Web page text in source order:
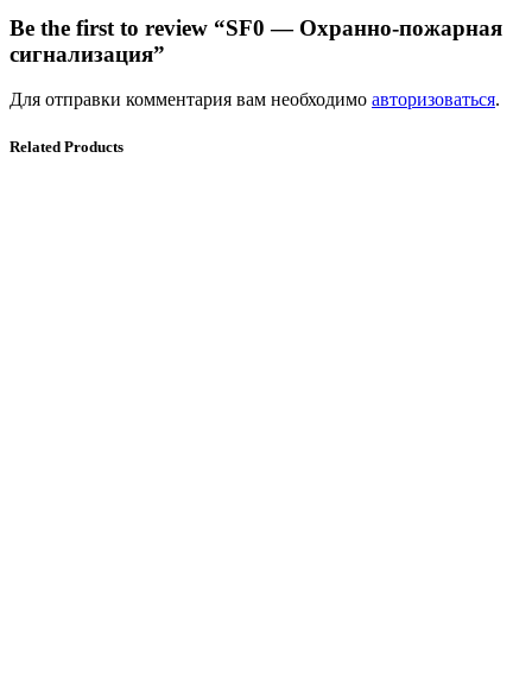
Be the first to review “SF0 — Охранно-пожарная
сигнализация”
Для отправки комментария вам необходимо авторизоваться.
Related Products